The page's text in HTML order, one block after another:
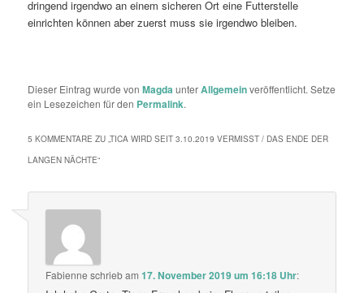
dringend irgendwo an einem sicheren Ort eine Futterstelle
einrichten können aber zuerst muss sie irgendwo bleiben.
Dieser Eintrag wurde vonMagdaunterAllgemeinveröffentlicht. Setze
ein Lesezeichen für den Permalink.
5 KOMMENTARE ZU „TICA WIRD SEIT 3.10.2019 VERMISST / DAS ENDE DER
LANGEN NÄCHTE“
Fabienne schriebam17. November 2019 um 16:18 Uhr: